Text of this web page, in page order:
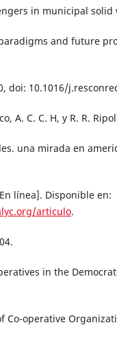
in municipal solid
and future
doi: 10.1016/
A. C. C. H, y R. R.
una mirada en
línea]. Disponible en:
articulo.
in the
Co-operative